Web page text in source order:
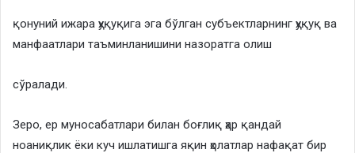
қонуний ижара ҳуқуқига эга бўлган субъектларнинг ҳуқуқ ва
манфаатлари таъминланишини назоратга олиш
сўралади.
Зеро, ер муносабатлари билан боғлиқ ҳар қандай
ноаниқлик ёки куч ишлатишга яқин ҳолатлар нафақат бир